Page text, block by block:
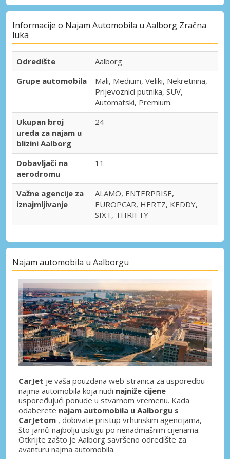
Informacije o Najam Automobila u Aalborg Zračna
luka
Odredište
Aalborg
Grupe automobila
Mali, Medium, Veliki, Nekretnina,
Prijevoznici putnika, SUV,
Automatski, Premium.
Ukupan broj
ureda za najam u
blizini Aalborg
24
Dobavljači na
aerodromu
11
Važne agencije za
iznajmljivanje
ALAMO, ENTERPRISE,
EUROPCAR, HERTZ, KEDDY,
SIXT, THRIFTY
Najam automobila u Aalborgu
CarJet je vaša pouzdana web stranica za usporedbu
najma automobila koja nudi najniže cijene
uspoređujući ponude u stvarnom vremenu. Kada
odaberete najam automobila u Aalborgu s
CarJetom , dobivate pristup vrhunskim agencijama,
što jamči najbolju uslugu po nenadmašnim cijenama.
Otkrijte zašto je Aalborg savršeno odredište za
avanturu najma automobila.